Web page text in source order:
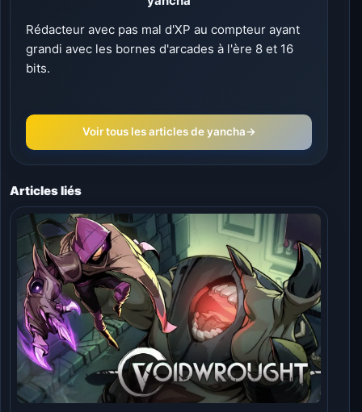
Rédacteur avec pas mal d'XP au compteur ayant
grandi avec les bornes d'arcades à l'ère 8 et 16
bits.
Voir tous les articles de yancha→
Articles liés